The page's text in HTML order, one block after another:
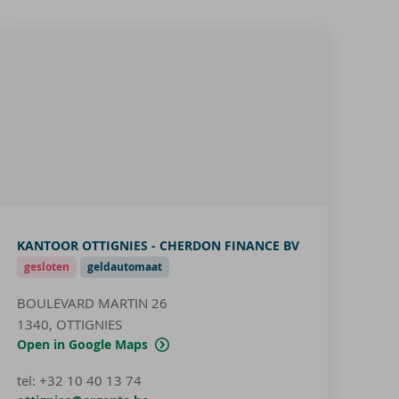
KANTOOR OTTIGNIES - CHERDON FINANCE BV
gesloten geldautomaat
BOULEVARD MARTIN 26
1340, OTTIGNIES
Open in Google Maps
tel: +32 10 40 13 74